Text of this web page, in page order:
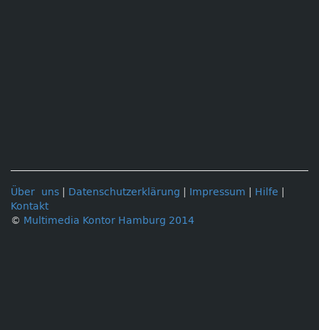
Über uns Datenschutzerklärung Impressum Hilfe
Kontakt
© Multimedia Kontor Hamburg 2014